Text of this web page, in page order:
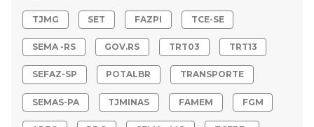
TJMG SET FAZPI TCE-SE
SEMA -RS GOV.RS TRT03 TRT13
SEFAZ-SP POTALBR TRANSPORTE
SEMAS-PA TJMINAS FAMEM FGM